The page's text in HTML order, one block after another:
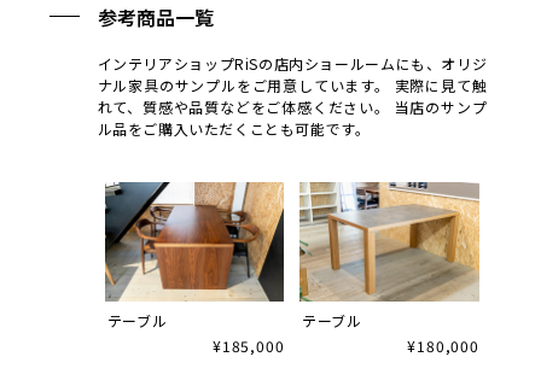
参考商品一覧
インテリアショップRiSの店内ショールームにも、オリジ
ナル家具のサンプルをご用意しています。
実際に見て触
れて、質感や品質などをご体感ください。
当店のサンプ
ル品をご購入いただくことも可能です。
テーブル
¥185,000
テーブル
¥180,000